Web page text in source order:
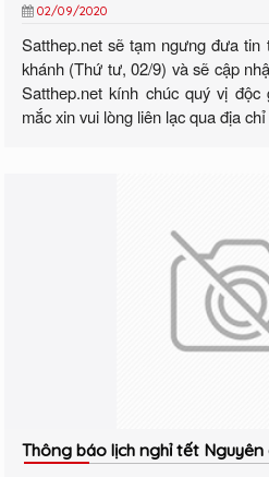
02/09/2020
Satthep.net sẽ tạm ngưng đưa
khánh (Thứ tư, 02/9) và sẽ cập
Satthep.net kính chúc quý vị
mắc xin vui lòng liên lạc qua địa
Thông báo lịch nghỉ tết Nguyên